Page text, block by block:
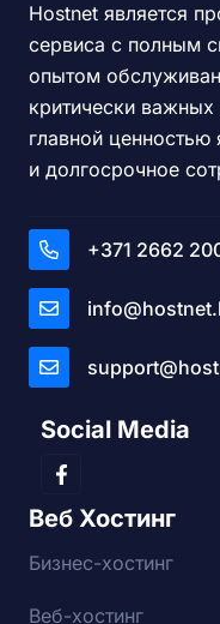
Hostnet является
сервиса с полным
опытом
критически
главной ценностью
и долгосрочное
+371 2662
Social Media
Веб Хостинг
Бизнес-хостинг
Веб-хостинг